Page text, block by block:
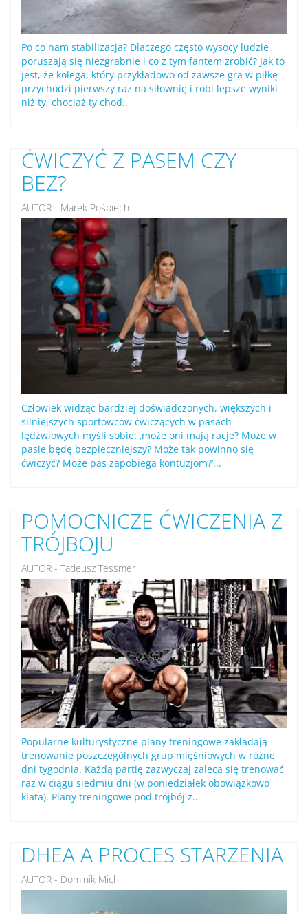
Po co nam stabilizacja? Dlaczego często wysocy ludzie
poruszają się niezgrabnie i co z tym fantem zrobić? Jak to
jest, że kolega, który przykładowo od zawsze gra w piłkę
przychodzi pierwszy raz na siłownię i robi lepsze wyniki
niż ty, chociaż ty chod..
ĆWICZYĆ Z PASEM CZY
BEZ?
AUTOR - Marek Pośpiech
Człowiek widząc bardziej doświadczonych, większych i
silniejszych sportowców ćwiczących w pasach
lędźwiowych myśli sobie: ‚może oni mają racje? Może w
pasie będę bezpieczniejszy? Może tak powinno się
ćwiczyć? Może pas zapobiega kontuzjom?’...
POMOCNICZE ĆWICZENIA Z
TRÓJBOJU
AUTOR - Tadeusz Tessmer
Popularne kulturystyczne plany treningowe zakładają
trenowanie poszczególnych grup mięśniowych w różne
dni tygodnia. Każdą partię zazwyczaj zaleca się trenować
raz w ciągu siedmiu dni (w poniedziałek obowiązkowo
klata). Plany treningowe pod trójbój z..
DHEA A PROCES STARZENIA
AUTOR - Dominik Mich